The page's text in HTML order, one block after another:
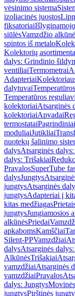
vėsinimo sistema
izoliacinės juostos
fiksatoriai
siūlėsVamzdžio
spintos iš metalo
Kolektorių
dalys: Grindinio
ventiliaiTermometrai
Adapteriai
dalytuvai
Temperatūros
kolektoriaiAtsarginės
kolektoriaiApvadai
termostatai
moduliaiJutikliai
nuotekų šalinimo
dalysAtsarginės
dalys: Trišakiai
PravalosSuperTube
dalysJungtys
jungtysAtsarginės
jungtysAdapteriai į
kitas medžiagas
jungtysJungiamosios
alkūnėsPriedai
apkabomsKamščiai
Silent-PPVamzdžiai
dalysAtsarginės
AlkūnėsTrišakiai
vamzdžiaiAtsarginės
vamzdžiaiPravalos
dalys: Jungtys
jungtysPirštinės